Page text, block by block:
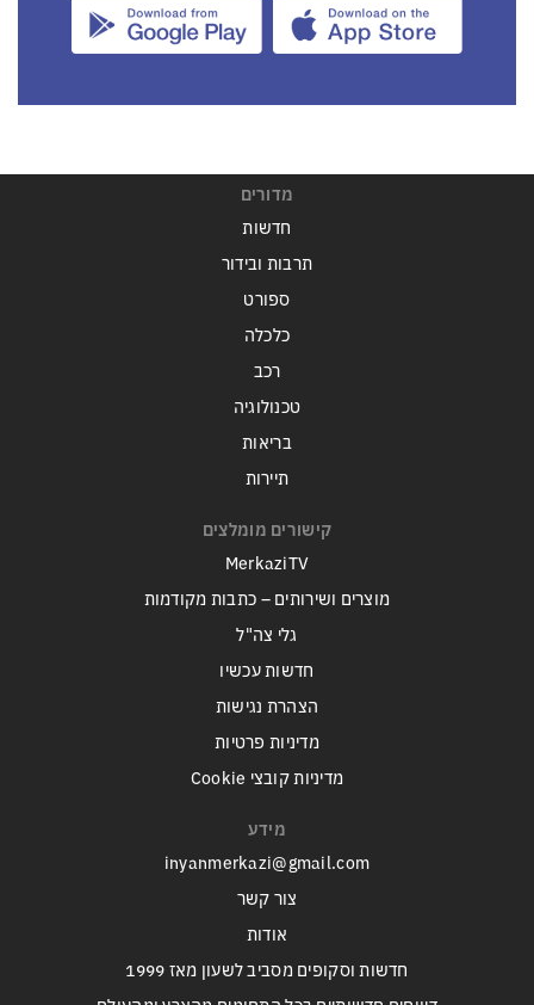
מדורים
חדשות
תרבות ובידור
ספורט
כלכלה
רכב
טכנולוגיה
בריאות
תיירות
קישורים מומלצים
MerkaziTV
מוצרים ושירותים – כתבות מקודמות
גלי צה"ל
חדשות עכשיו
הצהרת נגישות
מדיניות פרטיות
מדיניות קובצי Cookie
מידע
inyanmerkazi@gmail.com
צור קשר
אודות
חדשות וסקופים מסביב לשעון מאז 1999